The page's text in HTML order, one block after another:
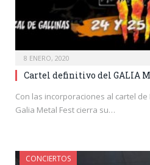
8 ENERO, 2020
Cartel definitivo del GALIA
Con las incorporaciones al cartel de
Galia Metal Fest cierra su…
CONCIERTOS